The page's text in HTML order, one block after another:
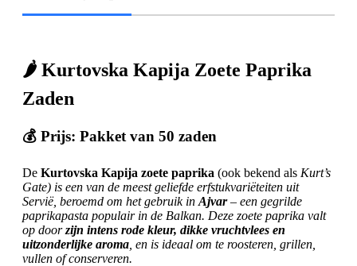
🌶️ Kurtovska Kapija Zoete Paprika
Zaden
💰 Prijs: Pakket van 50 zaden
De Kurtovska Kapija zoete paprika (ook bekend als Kurt’s
Gate) is een van de meest geliefde erfstukvariëteiten uit
Servië, beroemd om het gebruik in Ajvar– een gegrilde
paprikapasta populair in de Balkan. Deze zoete paprika valt
op doorzijn intens rode kleur, dikke vruchtvlees en
uitzonderlijke aroma , en is ideaal om te roosteren, grillen,
vullen of conserveren.